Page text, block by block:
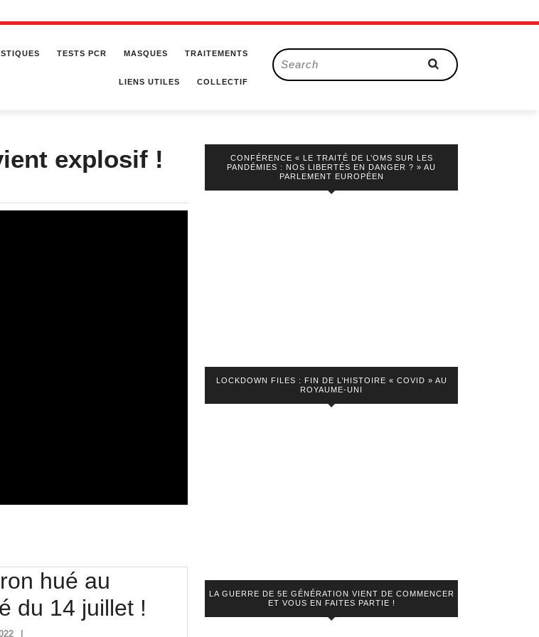
TESTS PCR MASQUES TRAITEMENTS
LIENS UTILES COLLECTIF
Search
for:
explosif !
hué au
du 14 juillet !
14/07/2022
CONFÉRENCE « LE TRAITÉ DE L’OMS SUR LES
PANDÉMIES : NOS LIBERTÉS EN DANGER ? » AU
PARLEMENT EUROPÉEN
LOCKDOWN FILES : FIN DE L’HISTOIRE « COVID » AU
ROYAUME-UNI
LA GUERRE DE 5E GÉNÉRATION VIENT DE COMMENCER
ET VOUS EN FAITES PARTIE !